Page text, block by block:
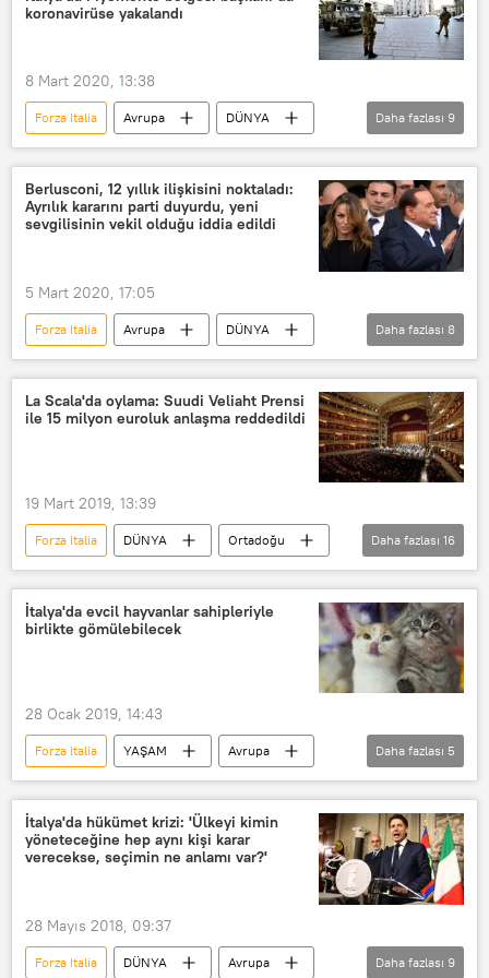
Koronavirüs
Koronavirüs testi
koronavirüse yakalandı
8 Mart 2020, 13:38
Forza Italia Avrupa
DÜNYA
Haberler
YAŞAM
Piyemonte
Alberto Cirio
İtalya
Torino
Koronavirüs
Salgın
Daha fazlası 9
Berlusconi, 12 yıllık ilişkisini noktaladı:
Ayrılık kararını parti duyurdu, yeni
sevgilisinin vekil olduğu iddia edildi
5 Mart 2020, 17:05
Forza Italia Avrupa
DÜNYA
Haberler
YAŞAM
İtalya
Silvio Berlusconi
ayrılma
Francesca Pascale
İlişki
Daha fazlası 8
La Scala'da oylama: Suudi Veliaht Prensi
ile 15 milyon euroluk anlaşma reddedildi
19 Mart 2019, 13:39
Forza Italia DÜNYA
Ortadoğu
YAŞAM
Avrupa
Kültür & Sanat
Haberler
POLİTİKA
İtalya
Bedr bin Abdullah bin Ferhan
Giuseppe Sala
Cemal Kaşıkçı
Alexander Pereira
Matteo Salvini
Silvio Berlusconi
La Scala
Daha fazlası 16
İtalya'da evcil hayvanlar sahipleriyle
birlikte gömülebilecek
28 Ocak 2019, 14:43
Forza Italia YAŞAM
Avrupa
DÜNYA
Haberler
İtalya
Lombardia
Evcil Hayvan
Daha fazlası 5
İtalya'da hükümet krizi: 'Ülkeyi kimin
yöneteceğine hep aynı kişi karar
verecekse, seçimin ne anlamı var?'
28 Mayıs 2018, 09:37
Forza Italia DÜNYA Avrupa Daha fazlası 9